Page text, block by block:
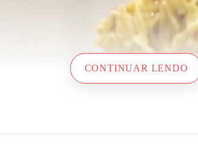
CONTINUAR LENDO